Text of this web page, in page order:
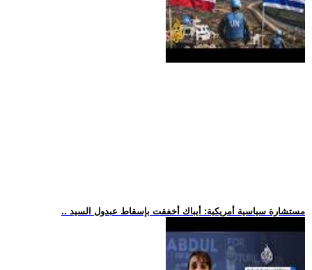
.. مستشارة سياسية أمريكية: أيباك أخفقت بإسقاط عبدول السيد